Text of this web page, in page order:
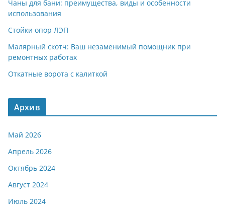
Чаны для бани: преимущества, виды и особенности
использования
Стойки опор ЛЭП
Малярный скотч: Ваш незаменимый помощник при
ремонтных работах
Откатные ворота с калиткой
Архив
Май 2026
Апрель 2026
Октябрь 2024
Август 2024
Июль 2024